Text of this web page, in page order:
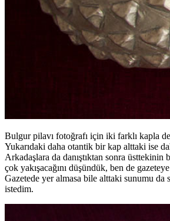
Bulgur pilavı fotoğrafı için iki farklı kapla
Yukarıdaki daha otantik bir kap alttaki ise
Arkadaşlara da danıştıktan sonra üsttekinin
çok yakışacağını düşündük, ben de
Gazetede yer almasa bile alttaki sunumu da
istedim.